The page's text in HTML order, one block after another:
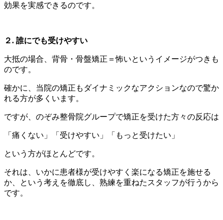
効果を実感できるのです。
２. 誰にでも受けやすい
大抵の場合、背骨・骨盤矯正＝怖いというイメージがつきも
のです。
確かに、当院の矯正もダイナミックなアクションなので驚か
れる方が多くいます。
ですが、のぞみ整骨院グループで矯正を受けた方々の反応は
「痛くない」「受けやすい」「もっと受けたい」
という方がほとんどです。
それは、いかに患者様が受けやすく楽になる矯正を施せる
か、という考えを徹底し、熟練を重ねたスタッフが行うから
です。